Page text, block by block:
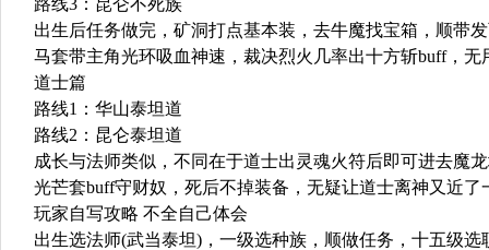
路线3：昆仑不死族
出生后任务做完，矿洞打点基本装，去牛魔找宝箱，顺带
马套带主角光环吸血神速，裁决烈火几率出十方斩buff，
道士篇
路线1：华山泰坦道
路线2：昆仑泰坦道
成长与法师类似，不同在于道士出灵魂火符后即可进去魔
光芒套buff守财奴，死后不掉装备，无疑让道士离神又近了
玩家自写攻略 不全自己体会
出生选法师(武当泰坦)，一级选种族，顺做任务，十五级